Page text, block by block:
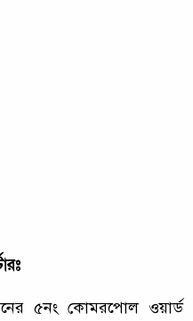
৫নং কোমরপোল ওয়ার্ড